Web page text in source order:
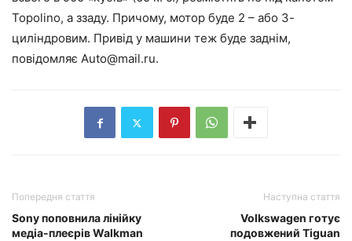
Topolino, а ззаду. Причому, мотор буде 2 – або 3-
циліндровим. Привід у машини теж буде заднім,
повідомляє Auto@mail.ru.
Попередня стаття
Sony поповнила лінійку
медіа-плеєрів Walkman
Наступна стаття
Volkswagen готує
подовжений Tiguan